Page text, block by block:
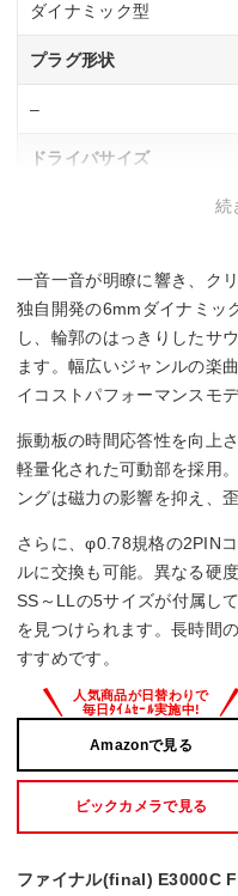
ダイナミック型
プラグ形状
–
ドライバサイズ
1.2 m
ハイレゾ
–
リケーブル
○
続
一音一音が明瞭に響き、ク
独自開発の6mmダイナミッ
し、輪郭のはっきりしたサ
ます。幅広いジャンルの楽
イコストパフォーマンスモデ
振動板の時間応答性を向上
軽量化された可動部を採用
ングは磁力の影響を抑え、
さらに、φ0.78規格の2PIN
ルに交換も可能。異なる硬
SS～LLの5サイズが付属し
を見つけられます。長時間
すすめです。
Amazonで見る
ビックカメラで見る
ファイナル(final) E3000C